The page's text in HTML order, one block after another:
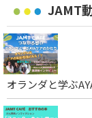
JAMT
オランダと学ぶ